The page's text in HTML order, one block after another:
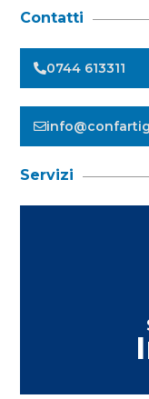
Contatti
0744 613311
Servizi